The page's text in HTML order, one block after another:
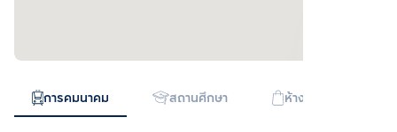
การคมนาคม สถานศึกษา ห้างสรรพสินค้า